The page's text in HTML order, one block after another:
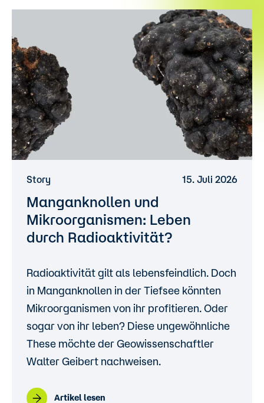
Story 15. Juli 2026
Manganknollen und
Mikroorganismen: Leben
durch Radioaktivität?
Radioaktivität gilt als lebensfeindlich. Doch
in Manganknollen in der Tiefsee könnten
Mikroorganismen von ihr profitieren. Oder
sogar von ihr leben? Diese ungewöhnliche
These möchte der Geowissenschaftler
Walter Geibert nachweisen.
Artikel lesen